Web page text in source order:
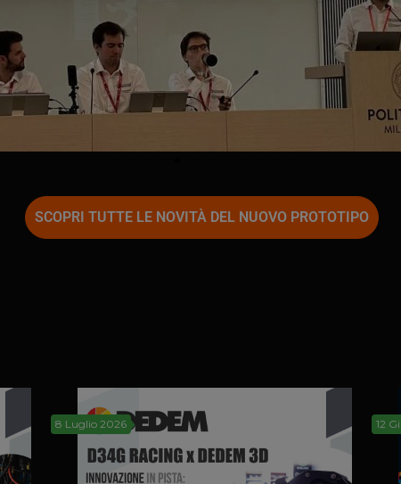
SCOPRI TUTTE LE NOVITÀ DEL NUOVO PROTOTIPO
8 Luglio 2026 12